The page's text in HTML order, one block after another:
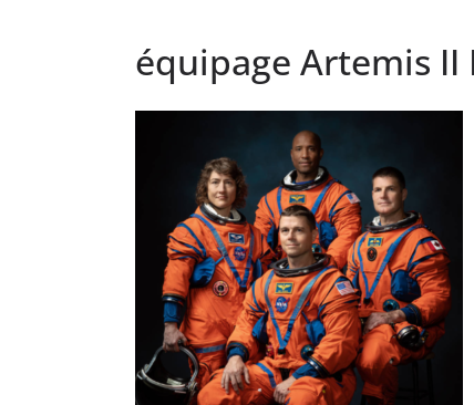
équipage Artemis II